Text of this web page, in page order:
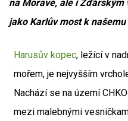
na Moravě, ale i
jako Karlův most k
Harusův kopec, ležící v
mořem, je nejvyšším
Nachází se na území
mezi malebnými